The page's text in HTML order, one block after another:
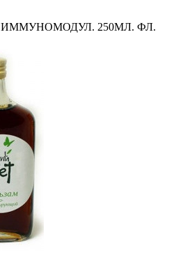
250МЛ. ФЛ.